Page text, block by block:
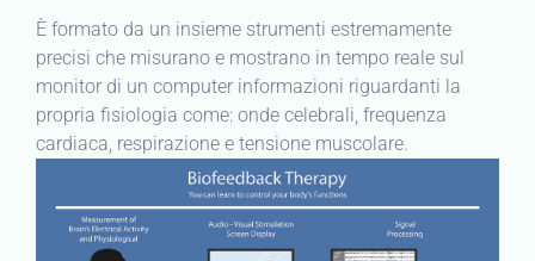
È formato da un insieme strumenti estremamente
precisi che misurano e mostrano in tempo reale sul
monitor di un computer informazioni riguardanti la
propria fisiologia come: onde celebrali, frequenza
cardiaca, respirazione e tensione muscolare.